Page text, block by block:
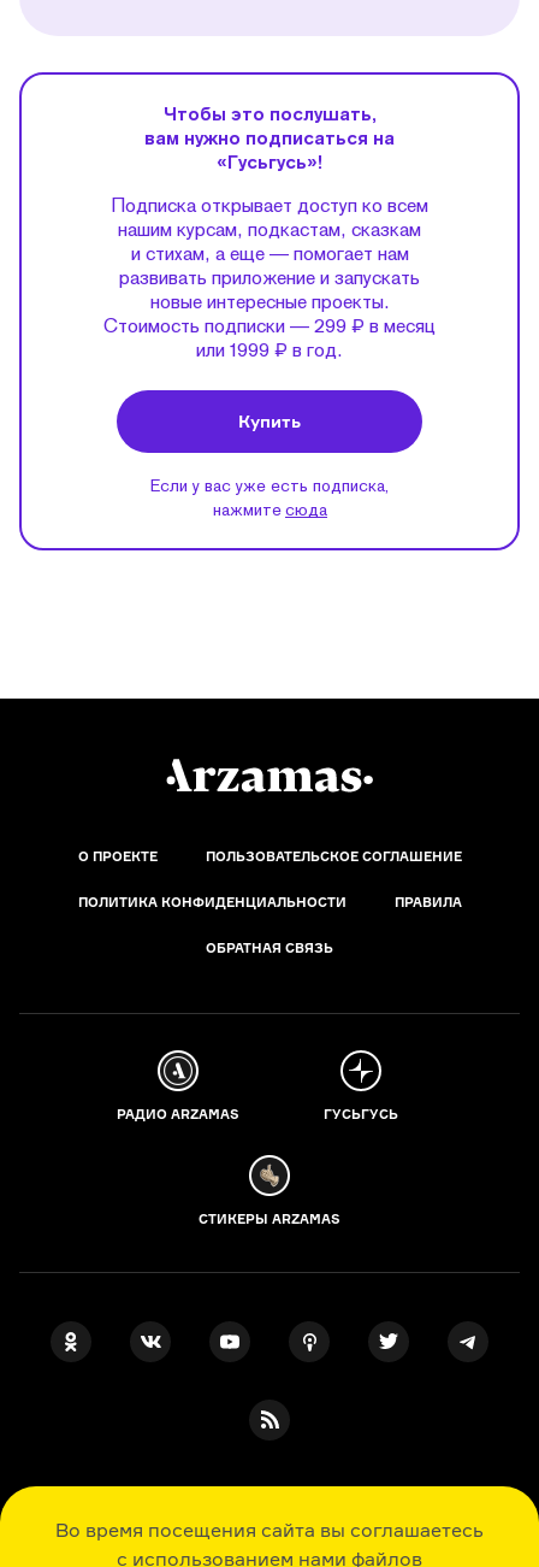
Во время посещения сайта вы соглашаетесь
с использованием нами файлов
Чтобы это послушать,
вам нужно подписаться на
«Гусьгусь»!
Подписка открывает доступ ко всем
нашим курсам, подкастам, сказкам
и стихам, а еще — помогает нам
развивать приложение и запускать
новые интересные проекты.
Стоимость подписки — 299 ₽ в месяц
или 1999 ₽ в год.
Купить
Если у вас уже есть подписка,
нажмите сюда
О ПРОЕКТЕ ПОЛЬЗОВАТЕЛЬСКОЕ СОГЛАШЕНИЕ
ПОЛИТИКА КОНФИДЕНЦИАЛЬНОСТИ ПРАВИЛА
ОБРАТНАЯ СВЯЗЬ
РАДИО ARZAMAS ГУСЬГУСЬ
СТИКЕРЫ ARZAMAS